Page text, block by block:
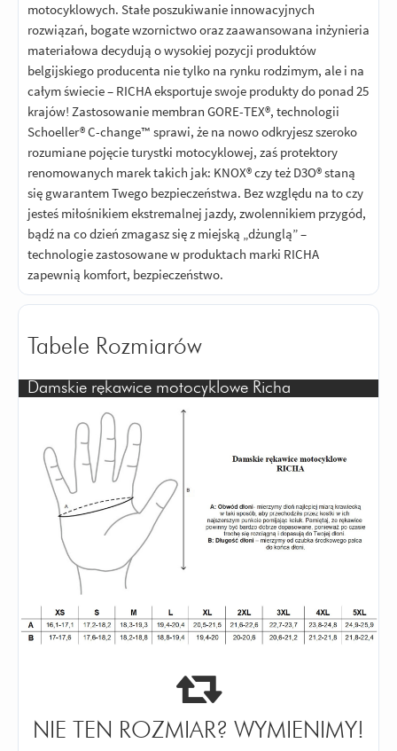
motocyklowych. Stałe poszukiwanie innowacyjnych
rozwiązań, bogate wzornictwo oraz zaawansowana inżynieria
materiałowa decydują o wysokiej pozycji produktów
belgijskiego producenta nie tylko na rynku rodzimym, ale i na
całym świecie – RICHA eksportuje swoje produkty do ponad 25
krajów! Zastosowanie membran GORE-TEX®, technologii
Schoeller® C-change™ sprawi, że na nowo odkryjesz szeroko
rozumiane pojęcie turystki motocyklowej, zaś protektory
renomowanych marek takich jak: KNOX® czy też D3O® staną
się gwarantem Twego bezpieczeństwa. Bez względu na to czy
jesteś miłośnikiem ekstremalnej jazdy, zwolennikiem przygód,
bądź na co dzień zmagasz się z miejską „dżunglą” –
technologie zastosowane w produktach marki RICHA
zapewnią komfort, bezpieczeństwo.
Tabele Rozmiarów
Damskie rękawice motocyklowe Richa
NIE TEN ROZMIAR? WYMIENIMY!